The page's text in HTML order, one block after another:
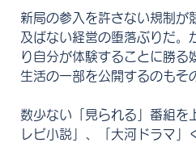
新局の参入を許さない規制が
及ばない経営の堕落ぶりだ
り自分が体験することに勝
生活の一部を公開するのもそ
数少ない「見られる」番組を
レビ小説」、「大河ドラマ